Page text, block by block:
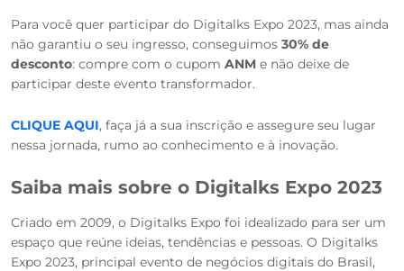
Para você quer participar do Digitalks Expo 2023, mas ainda
não garantiu o seu ingresso, conseguimos 30% de
desconto: compre com o cupom ANM e não deixe de
participar deste evento transformador.
CLIQUE AQUI, faça já a sua inscrição e assegure seu lugar
nessa jornada, rumo ao conhecimento e à inovação.
Saiba mais sobre o Digitalks Expo 2023
Criado em 2009, o Digitalks Expo foi idealizado para ser um
espaço que reúne ideias, tendências e pessoas. O Digitalks
Expo 2023, principal evento de negócios digitais do Brasil,